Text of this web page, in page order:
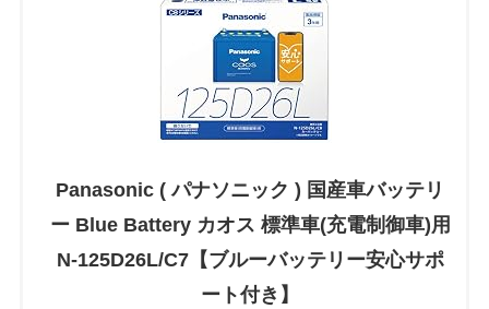
Panasonic ( パナソニック ) 国産車バッテリ
ー Blue Battery カオス 標準車(充電制御車)用
N-125D26L/C7【ブルーバッテリー安心サポ
ート付き】